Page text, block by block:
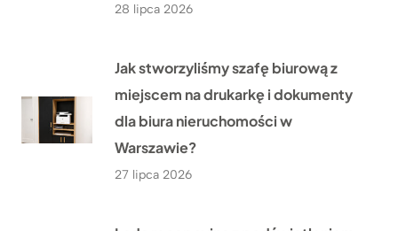
28 lipca 2026
Jak stworzyliśmy szafę biurową z
miejscem na drukarkę i dokumenty
dla biura nieruchomości w
Warszawie?
27 lipca 2026